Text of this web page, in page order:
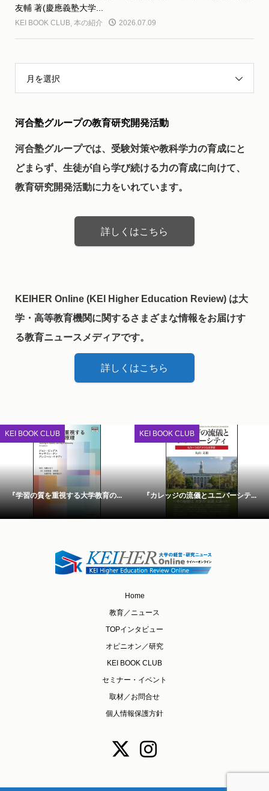
友輔 著(慶應義塾大学...
KEI BOOK CLUB, 本の紹介 2026.07.09
月を選択
河合塾グループの教育研究開発活動
河合塾グループでは、受験対策や教科学力の育成にと
どまらず、生徒が自ら学び続ける力の育成に向けて、
教育研究開発活動に力をいれています。
詳しくはこちら
KEIHER Online (KEI Higher Education Review) は大
学・高等教育機関に関するさまざまな情報をお届けす
る教育ニュースメディアです。
詳しくはこちら
KEI BOOK CLUB
『学習の質を重視する大学教育の...
KEI BOOK CLUB
『カレッジの流儀とユニバーシテ...
Home
教育／ニュース
TOPインタビュー
オピニオン／研究
KEI BOOK CLUB
セミナー・イベント
取材／お問合せ
個人情報保護方針